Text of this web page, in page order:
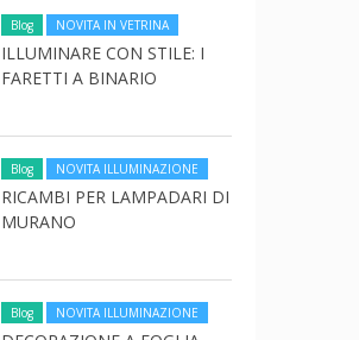
Blog NOVITA IN VETRINA
ILLUMINARE CON STILE: I
FARETTI A BINARIO
Blog NOVITA ILLUMINAZIONE
RICAMBI PER LAMPADARI DI
MURANO
Blog NOVITA ILLUMINAZIONE